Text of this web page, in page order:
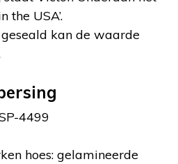
the USA’.
kan de waarde
4499
hoes: gelamineerde